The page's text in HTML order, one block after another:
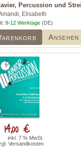
Percussion und
Elisabeth
9-12 Werktage (DE)
Ansehen
14,00 €
inkl. 7 % MwSt.
Versandkosten